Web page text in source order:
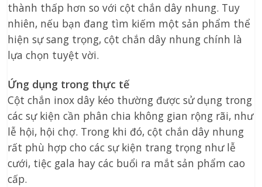
thành thấp hơn so với cột chắn dây nhung. Tuy
nhiên, nếu bạn đang tìm kiếm một sản phẩm thể
hiện sự sang trọng, cột chắn dây nhung chính là
lựa chọn tuyệt vời.
Ứng dụng trong thực tế
Cột chắn inox dây kéo thường được sử dụng trong
các sự kiện cần phân chia không gian rộng rãi, như
lễ hội, hội chợ. Trong khi đó, cột chắn dây nhung
rất phù hợp cho các sự kiện trang trọng như lễ
cưới, tiệc gala hay các buổi ra mắt sản phẩm cao
cấp.